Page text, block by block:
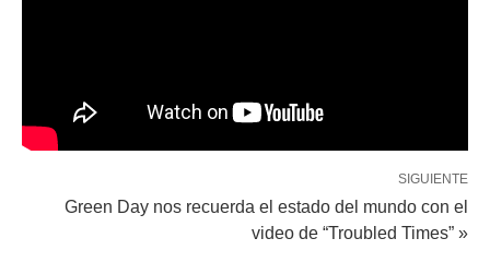
SIGUIENTE
Green Day nos recuerda el estado del mundo con el
video de “Troubled Times” »